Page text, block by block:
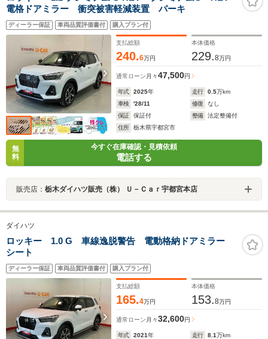
電格ドアミラー 衝突被害軽減装置 パーキ
ディーラー保証 車両品質評価書付 購入プラン付
支払総額
240.6万円
本体価格
229.8万円
通常ローン 月々47,500円
年式 2025年 走行 0.5万km
車検
'28/11 修復
なし
保証
保証付 整備
法定整備付
住所
栃木県宇都宮市
無
料
今すぐ在庫確認・見積依頼
電話する
販売店： 栃木ダイハツ販売（株） Ｕ－Ｃａｒ宇都宮本店
ダイハツ
ロッキー 1.0 G 車線逸脱警告 電動格納ドアミラー
シート
ディーラー保証 車両品質評価書付 購入プラン付
支払総額
165.4万円
本体価格
153.8万円
通常ローン 月々32,600円
年式 2021年 走行 8.1万km